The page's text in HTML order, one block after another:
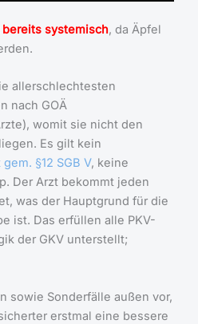
systemisch, da Äpfel
allerschlechtesten
nach GOÄ
womit sie nicht den
Es gilt kein
§12 SGB V, keine
Der Arzt bekommt jeden
was der Hauptgrund für die
ist. Das erfüllen alle PKV-
der GKV unterstellt;
sowie Sonderfälle außen vor,
erstmal eine bessere